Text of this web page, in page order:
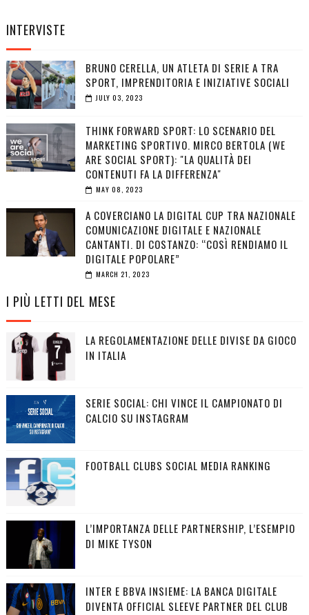
INTERVISTE
BRUNO CERELLA, UN ATLETA DI SERIE A TRA
SPORT, IMPRENDITORIA E INIZIATIVE SOCIALI
JULY 03, 2023
THINK FORWARD SPORT: LO SCENARIO DEL
MARKETING SPORTIVO. MIRCO BERTOLA (WE
ARE SOCIAL SPORT): "LA QUALITÀ DEI
CONTENUTI FA LA DIFFERENZA"
MAY 08, 2023
A COVERCIANO LA DIGITAL CUP TRA NAZIONALE
COMUNICAZIONE DIGITALE E NAZIONALE
CANTANTI. DI COSTANZO: “COSÌ RENDIAMO IL
DIGITALE POPOLARE”
MARCH 21, 2023
I PIÙ LETTI DEL MESE
LA REGOLAMENTAZIONE DELLE DIVISE DA GIOCO
IN ITALIA
SERIE SOCIAL: CHI VINCE IL CAMPIONATO DI
CALCIO SU INSTAGRAM
FOOTBALL CLUBS SOCIAL MEDIA RANKING
L’IMPORTANZA DELLE PARTNERSHIP, L’ESEMPIO
DI MIKE TYSON
INTER E BBVA INSIEME: LA BANCA DIGITALE
DIVENTA OFFICIAL SLEEVE PARTNER DEL CLUB